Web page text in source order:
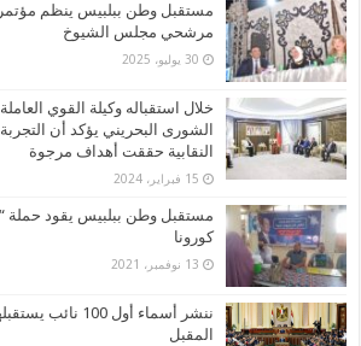
مستقبل وطن ببلبيس ينظم
مرشحي مجلس الشيوخ
30 يوليو، 2025
خلال استقباله وكيلة القوي
الشورى البحريني يؤكد أن
النقابية حققت أهداف مرجوة
15 فبراير، 2024
مستقبل وطن ببلبيس يقود حملة
كورونا
13 نوفمبر، 2021
ننشر أسماء أول 100
المقبل